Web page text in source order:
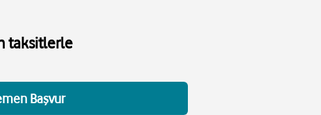
taksitlerle
Başvur